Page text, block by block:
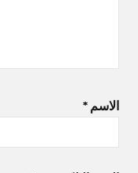
الاسم *